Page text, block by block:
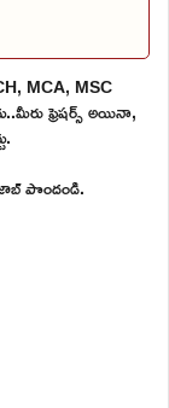
MCA, MSC
ఫ్రెషర్స్ అయినా,
జాబ్ పొందండి.